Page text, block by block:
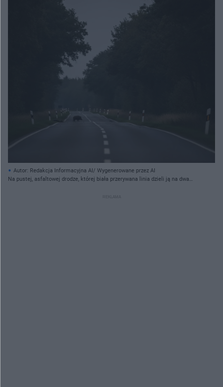
Autor: Redakcja Informacyjna AI/ Wygenerowane przez AI
Na pustej, asfaltowej drodze, której biała przerywana linia dzieli ją na dwa
po obu stronach gęstymi, ciemnozielonymi drzewami, tworzącymi wrażenie